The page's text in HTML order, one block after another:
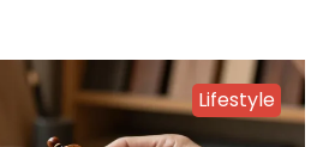
Lifestyle